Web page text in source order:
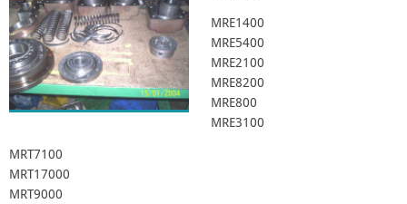
MRE1400
MRE5400
MRE2100
MRE8200
MRE800
MRE3100
MRT7100
MRT17000
MRT9000